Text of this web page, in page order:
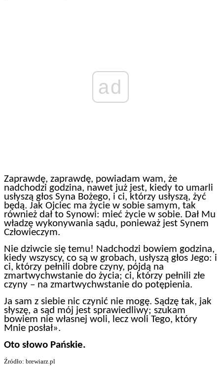
ad
Zaprawdę, zaprawdę, powiadam wam, że
nadchodzi godzina, nawet już jest, kiedy to umarli
usłyszą głos Syna Bożego, i ci, którzy usłyszą, żyć
będą. Jak Ojciec ma życie w sobie samym, tak
również dał to Synowi: mieć życie w sobie. Dał Mu
władzę wykonywania sądu, ponieważ jest Synem
Człowieczym.
Nie dziwcie się temu! Nadchodzi bowiem godzina,
kiedy wszyscy, co są w grobach, usłyszą głos Jego: i
ci, którzy pełnili dobre czyny, pójdą na
zmartwychwstanie do życia; ci, którzy pełnili złe
czyny – na zmartwychwstanie do potępienia.
Ja sam z siebie nic czynić nie mogę. Sądzę tak, jak
słyszę, a sąd mój jest sprawiedliwy; szukam
bowiem nie własnej woli, lecz woli Tego, który
Mnie posłał».
Oto słowo Pańskie.
Źródło: brewiarz.pl